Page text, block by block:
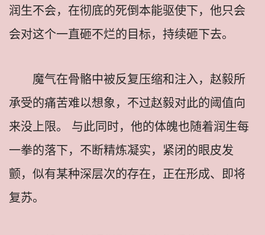
润生不会，在彻底的死倒本能驱使下，他只会
会对这个一直砸不烂的目标，持续砸下去。
魔气在骨骼中被反复压缩和注入，赵毅所
承受的痛苦难以想象，不过赵毅对此的阈值向
来没上限。 与此同时，他的体魄也随着润生每
一拳的落下，不断精炼凝实，紧闭的眼皮发
颤，似有某种深层次的存在，正在形成、即将
复苏。